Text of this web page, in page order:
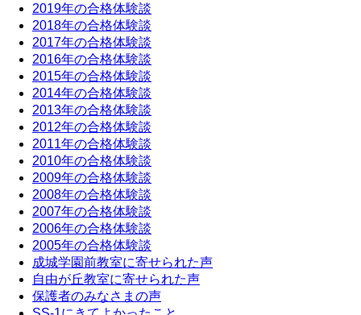
2019年の合格体験談
2018年の合格体験談
2017年の合格体験談
2016年の合格体験談
2015年の合格体験談
2014年の合格体験談
2013年の合格体験談
2012年の合格体験談
2011年の合格体験談
2010年の合格体験談
2009年の合格体験談
2008年の合格体験談
2007年の合格体験談
2006年の合格体験談
2005年の合格体験談
成城学園前教室に寄せられた声
自由が丘教室に寄せられた声
保護者のみなさまの声